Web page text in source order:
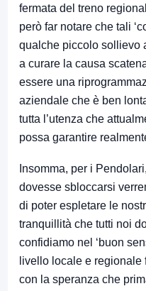
fermata del treno
però far notare che tali
qualche piccolo sollievo
a curare la causa
essere una
aziendale che è ben
tutta l’utenza che
possa garantire
Insomma, per i
dovesse sbloccarsi
di poter espletare le
tranquillità che tutti noi
confidiamo nel ‘buon
livello locale e regionale
con la speranza che